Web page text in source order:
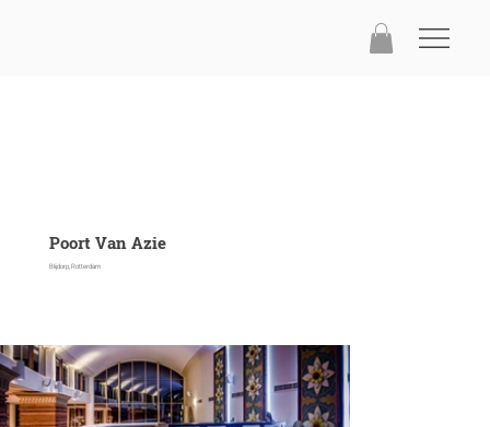
Poort Van Azie
Blijdorp, Rotterdam